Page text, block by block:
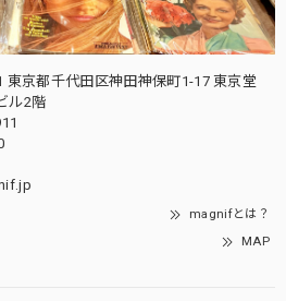
東京都千代田区神田神保町1-17 東京堂
ル2階
magnifとは？
MAP